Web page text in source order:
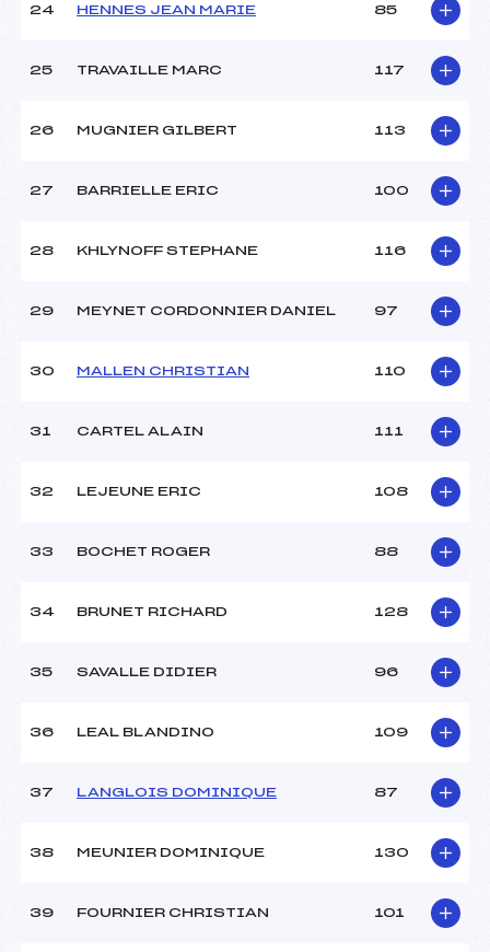
24 HENNES JEAN MARIE 85
25 TRAVAILLE MARC 117
26 MUGNIER GILBERT 113
27 BARRIELLE ERIC 100
28 KHLYNOFF STEPHANE 116
29 MEYNET CORDONNIER DANIEL 97
30 MALLEN CHRISTIAN 110
31 CARTEL ALAIN 111
32 LEJEUNE ERIC 108
33 BOCHET ROGER 88
34 BRUNET RICHARD 128
35 SAVALLE DIDIER 96
36 LEAL BLANDINO 109
37 LANGLOIS DOMINIQUE 87
38 MEUNIER DOMINIQUE 130
39 FOURNIER CHRISTIAN 101